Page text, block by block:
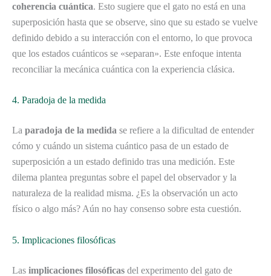
coherencia cuántica. Esto sugiere que el gato no está en una
superposición hasta que se observe, sino que su estado se vuelve
definido debido a su interacción con el entorno, lo que provoca
que los estados cuánticos se «separan». Este enfoque intenta
reconciliar la mecánica cuántica con la experiencia clásica.
4. Paradoja de la medida
La paradoja de la medida se refiere a la dificultad de entender
cómo y cuándo un sistema cuántico pasa de un estado de
superposición a un estado definido tras una medición. Este
dilema plantea preguntas sobre el papel del observador y la
naturaleza de la realidad misma. ¿Es la observación un acto
físico o algo más? Aún no hay consenso sobre esta cuestión.
5. Implicaciones filosóficas
Las implicaciones filosóficas del experimento del gato de